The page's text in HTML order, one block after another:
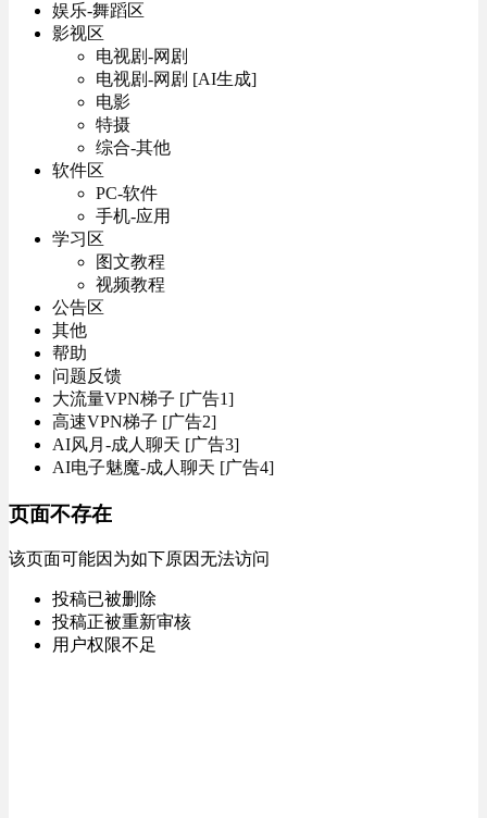
娱乐-舞蹈区
影视区
电视剧-网剧
电视剧-网剧 [AI生成]
电影
特摄
综合-其他
软件区
PC-软件
手机-应用
学习区
图文教程
视频教程
公告区
其他
帮助
问题反馈
大流量VPN梯子 [广告1]
高速VPN梯子 [广告2]
AI风月-成人聊天 [广告3]
AI电子魅魔-成人聊天 [广告4]
页面不存在
该页面可能因为如下原因无法访问
投稿已被删除
投稿正被重新审核
用户权限不足